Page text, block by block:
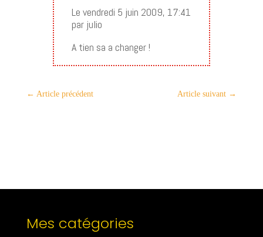
Le vendredi 5 juin 2009, 17:41
par julio
A tien sa a changer !
← Article précédent Article suivant →
Mes catégories